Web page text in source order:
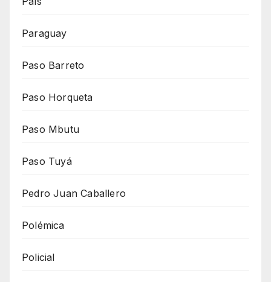
Paraguay
Paso Barreto
Paso Horqueta
Paso Mbutu
Paso Tuyá
Pedro Juan Caballero
Polémica
Policial